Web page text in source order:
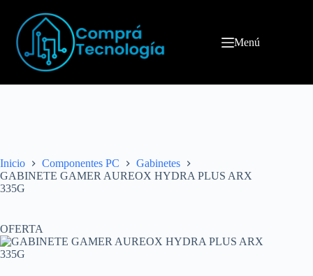
Menú
Inicio Componentes PC
Gabinetes
GABINETE GAMER AUREOX HYDRA PLUS ARX
335G
OFERTA